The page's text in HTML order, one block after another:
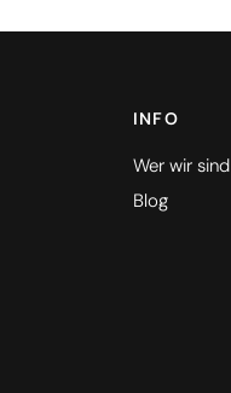
INFO
Wer wir sind
Blog